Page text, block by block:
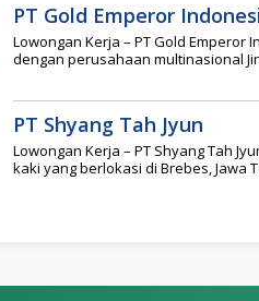
PT Gold Emperor
Lowongan Kerja – PT Gold
dengan perusahaan multinasional
PT Shyang Tah Jyun
Lowongan Kerja – PT Shyang Tah
kaki yang berlokasi di Brebes, Jawa